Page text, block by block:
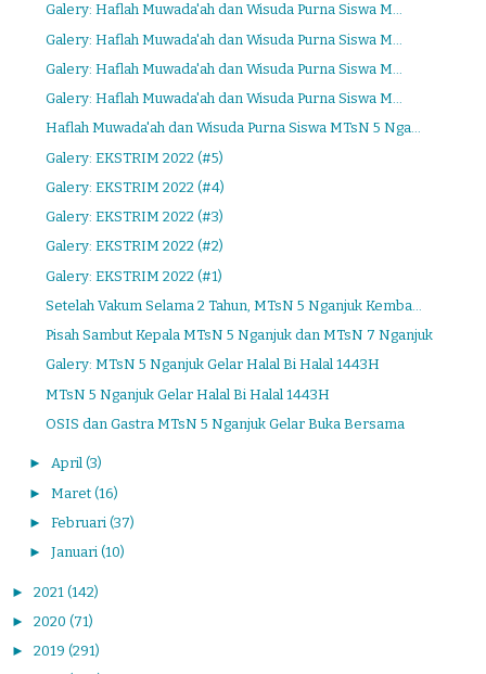
Galery: Haflah Muwada'ah dan Wisuda Purna Siswa M...
Galery: Haflah Muwada'ah dan Wisuda Purna Siswa M...
Galery: Haflah Muwada'ah dan Wisuda Purna Siswa M...
Galery: Haflah Muwada'ah dan Wisuda Purna Siswa M...
Haflah Muwada'ah dan Wisuda Purna Siswa MTsN 5 Nga...
Galery: EKSTRIM 2022 (#5)
Galery: EKSTRIM 2022 (#4)
Galery: EKSTRIM 2022 (#3)
Galery: EKSTRIM 2022 (#2)
Galery: EKSTRIM 2022 (#1)
Setelah Vakum Selama 2 Tahun, MTsN 5 Nganjuk Kemba...
Pisah Sambut Kepala MTsN 5 Nganjuk dan MTsN 7 Nganjuk
Galery: MTsN 5 Nganjuk Gelar Halal Bi Halal 1443H
MTsN 5 Nganjuk Gelar Halal Bi Halal 1443H
OSIS dan Gastra MTsN 5 Nganjuk Gelar Buka Bersama
► April (3)
► Maret (16)
► Februari (37)
► Januari (10)
► 2021 (142)
► 2020 (71)
► 2019 (291)